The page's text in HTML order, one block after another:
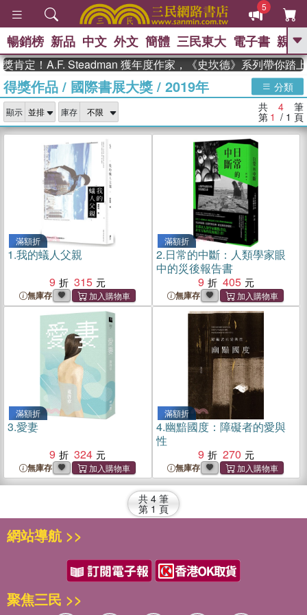
5
GO
熱搜： 東野圭吾 、 高希均教授回憶錄
、 The Odyssey 、 父親節 、 如果歷
國際布克
獎 臺灣漫遊錄 、 方念華 、 台灣的李
數學女孩：黎曼猜想
偉大的迷走神經
暢銷榜 新品 中文 外文 簡體 三民東大 電子書 親子
肯定！A.F. Steadman 獲年度作家，《史坎德》系列帶你踏上
得獎作品 / 國際書展大獎 / 2019年 分類
顯示 庫存 共 4 筆
第 1 / 1 頁
滿額折
1.我的蟻人父親
9
315
無庫存
滿額折
2.日常的中斷：人類學家眼
中的災後報告書
9
405
無庫存
滿額折
3.愛妻
9
324
無庫存
滿額折
4.幽黯國度：障礙者的愛與
性
9
270
無庫存
共 4 筆
第 1 頁
網站導航 >>
聚焦三民 >>